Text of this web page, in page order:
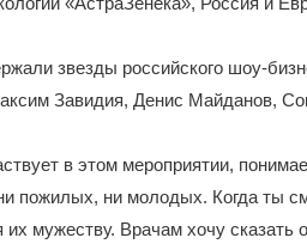
звезды российского шоу-
Завидия, Денис Майданов,
в этом мероприятии,
пожилых, ни молодых. Когда ты
мужеству. Врачам хочу сказать